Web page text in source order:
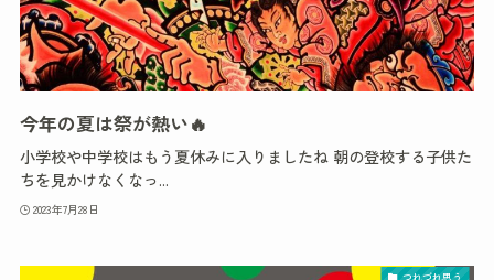
今年の夏は祭が熱い🔥
小学校や中学校はもう夏休みに入りましたね 朝の登校する子供た
ちを見かけなくなっ...
2023年7月28日
つれづれ思う